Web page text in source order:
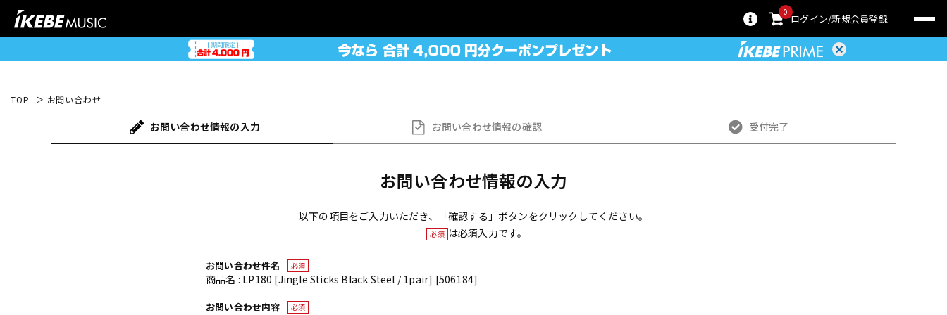
0
ログイン 新規会員登録
TOP お問い合わせ
お問い合わせ情報の入力 お問い合わせ情報の確認 受付完了
お問い合わせ情報の入力
以下の項目をご入力いただき、「確認する」ボタンをクリックしてください。
必須 は必須入力です。
お問い合わせ件名 必須
商品名 : LP180 [Jingle Sticks Black Steel / 1pair] [506184]
お問い合わせ内容 必須